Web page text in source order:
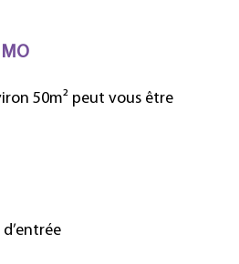
50m² peut vous être